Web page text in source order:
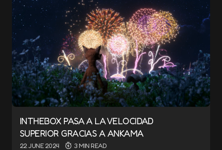
Message
Name*
INTHEBOX PASA A LA VELOCIDAD
SUPERIOR GRACIAS A ANKAMA
22 JUNE 2024 3 MIN READ